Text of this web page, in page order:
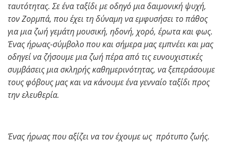
ταυτότητας. Σε ένα ταξίδι με οδηγό μια δαιμονική ψυχή,
τον Ζορμπά, που έχει τη δύναμη να εμφυσήσει το πάθος
για μια ζωή γεμάτη μουσική, ηδονή, χορό, έρωτα και φως.
Ένας ήρωας-σύμβολο που και σήμερα μας εμπνέει και μας
οδηγεί να ζήσουμε μια ζωή πέρα από τις ευνουχιστικές
συμβάσεις μια σκληρής καθημερινότητας, να ξεπεράσουμε
τους φόβους μας και να κάνουμε ένα γενναίο ταξίδι προς
την ελευθερία.
Ένας ήρωας που αξίζει να τον έχουμε ως πρότυπο ζωής.